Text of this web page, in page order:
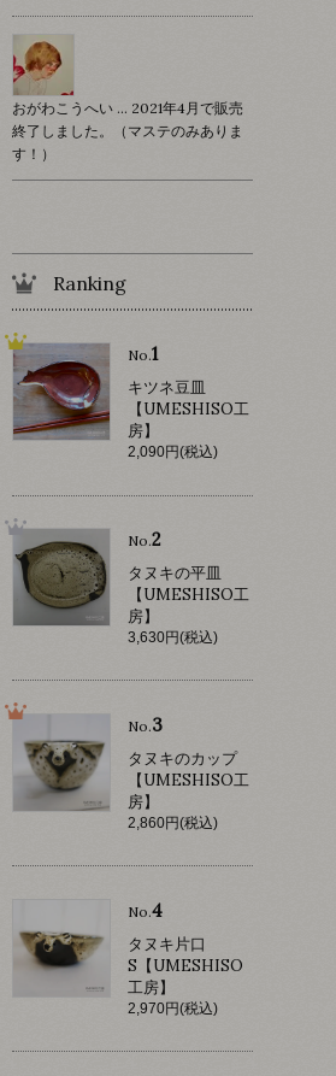
おがわこうへい … 2021年4月で販売
終了しました。（マステのみありま
す！）
Ranking
No.1
キツネ豆皿
【UMESHISO工
房】
2,090円(税込)
No.2
タヌキの平皿
【UMESHISO工
房】
3,630円(税込)
No.3
タヌキのカップ
【UMESHISO工
房】
2,860円(税込)
No.4
タヌキ片口
S【UMESHISO
工房】
2,970円(税込)